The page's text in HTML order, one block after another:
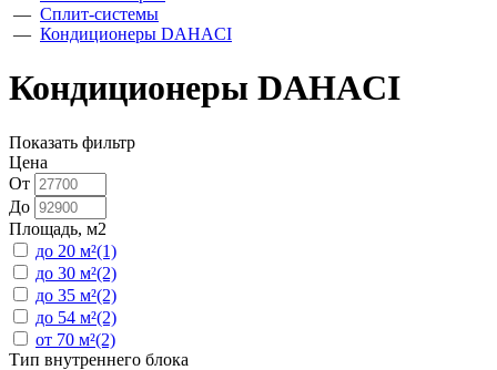
— Сплит-системы
— Кондиционеры DAHACI
Кондиционеры DAHACI
Показать фильтр
Цена
От
До
Площадь, м2
до 20 м²(1)
до 30 м²(2)
до 35 м²(2)
до 54 м²(2)
от 70 м²(2)
Тип внутреннего блока